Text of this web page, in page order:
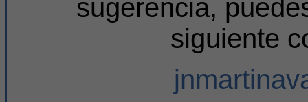
sugerencia,
siguiente